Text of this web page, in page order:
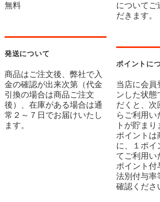
無料
発送について
商品はご注文後、弊社で入
金の確認が出来次第（代金
引換の場合は商品ご注文
後）、在庫がある場合は通
常２～７日でお届けいたし
ます。
についてご
だきます。
ポイントに
当店に会員
ンした状態
だくと、次
らご利用い
トが貯ま
ポイントは
に、１ポイ
てご利用い
ポイント付
法別付与率
確認くださ